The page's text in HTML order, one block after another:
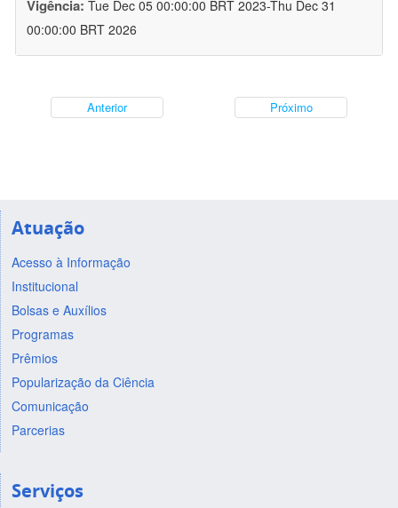
Vigência: Tue Dec 05 00:00:00 BRT 2023-Thu Dec 31
00:00:00 BRT 2026
Anterior Próximo
Atuação
Acesso à Informação
Institucional
Bolsas e Auxílios
Programas
Prêmios
Popularização da Ciência
Comunicação
Parcerias
Serviços